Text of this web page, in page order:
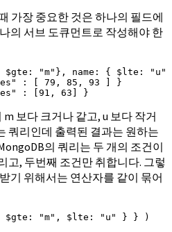
가장 중요한 것은 하나의 필드에
의 서브 도큐먼트로 작성해야 한
$gte: "m"}, name: { $lte:
: [ 79, 85, 93 ] }
: [91, 63] }
보다 크거나 같고, u 보다 작거
쿼리인데 출력된 결과는 원하는
의 쿼리는 두 개의 조건이
고, 두번째 조건만 취합니다. 그렇
기 위해서는 연산자를 같이 묶어
$gte: "m", $lte: "u" } } )